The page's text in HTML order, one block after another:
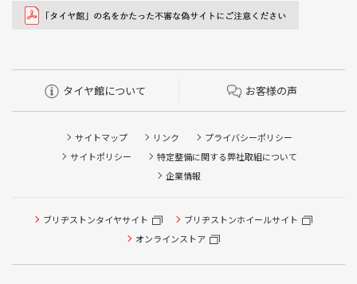
タイヤ館について お客様の声
サイトマップ リンク
プライバシーポリシー
サイトポリシー
特定整備に関する弊社取組について
企業情報
ブリヂストンタイヤサイト
ブリヂストンホイールサイト
オンラインストア
タイヤ点検・安全点検/タイヤ履き替え/オイル交換/その他
ピット作業の予約